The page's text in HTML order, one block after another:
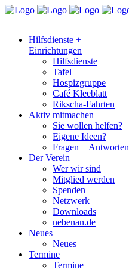
Hilfsdienste +
Einrichtungen
Hilfsdienste
Tafel
Hospizgruppe
Café Kleeblatt
Rikscha-Fahrten
Aktiv mitmachen
Sie wollen helfen?
Eigene Ideen?
Fragen + Antworten
Der Verein
Wer wir sind
Mitglied werden
Spenden
Netzwerk
Downloads
nebenan.de
Neues
Neues
Termine
Termine